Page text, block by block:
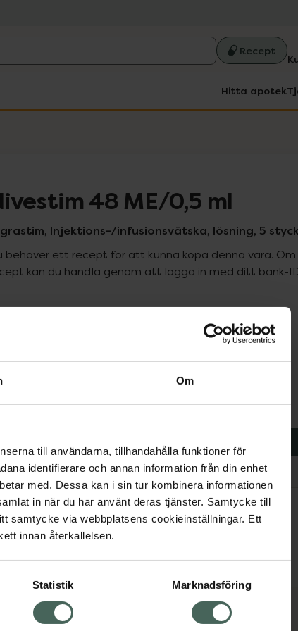
Om
till användarna, tillhandahålla funktioner för
identifierare och annan information från din enhet
med. Dessa kan i sin tur kombinera informationen
in när du har använt deras tjänster. Samtycke till
samtycke via webbplatsens cookieinställningar. Ett
innan återkallelsen.
Statistik Marknadsföring
Recept
Hitta apotek
48 ME/0,5 ml
Injektions-/infusionsvätska, lösning, 5
behöver ett recept för att kunna köpa denna vara.
kan du handla genom att logga in med ditt bank-
Pris med recept
Högkostnadsskyddet gäller
3328,24 kr
I apotek:3328,24 kr
Köp via ditt recept
erbjudanden
Om recept och läkemedel